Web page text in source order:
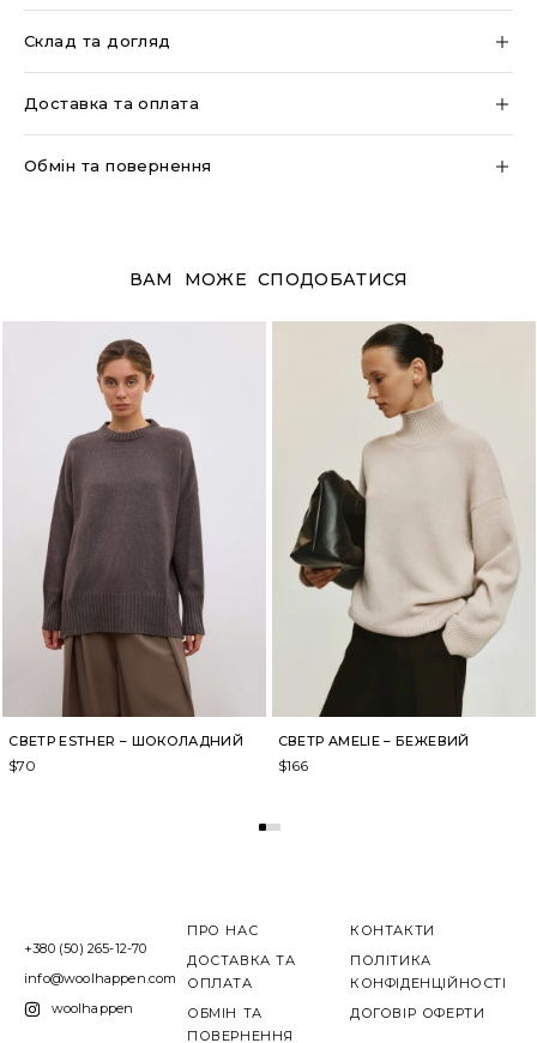
Склад та догляд
Доставка та оплата
Обмін та повернення
ВАМ МОЖЕ СПОДОБАТИСЯ
СВЕТР ESTHER – ШОКОЛАДНИЙ
$70
СВЕТР AMELIE – БЕЖЕВИЙ
$166
+380 (50) 265-12-70
info@woolhappen.com
woolhappen
ПРО НАС
ДОСТАВКА ТА
ОПЛАТА
ОБМІН ТА
ПОВЕРНЕННЯ
КОНТАКТИ
ПОЛІТИКА
КОНФІДЕНЦІЙНОСТІ
ДОГОВІР ОФЕРТИ